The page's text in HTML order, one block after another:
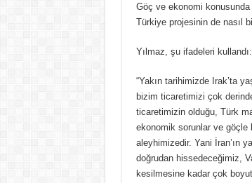
Göç ve ekonomi konusunda
Türkiye projesinin de nasıl
Yılmaz, şu ifadeleri kullandı:
“Yakın tarihimizde Irak’ta
bizim ticaretimizi çok
ticaretimizin olduğu, Türk
ekonomik sorunlar ve göçle
aleyhimizedir. Yani İran’ın
doğrudan hissedeceğimiz,
kesilmesine kadar çok